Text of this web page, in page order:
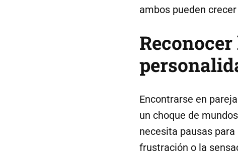
ambos pueden
Encontrarse en
un choque de
necesita pausas
frustración o la